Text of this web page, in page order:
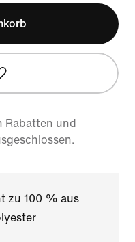
Rabatten und
zu 100 % aus